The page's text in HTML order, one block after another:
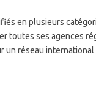
en plusieurs
toutes ses agences
un réseau